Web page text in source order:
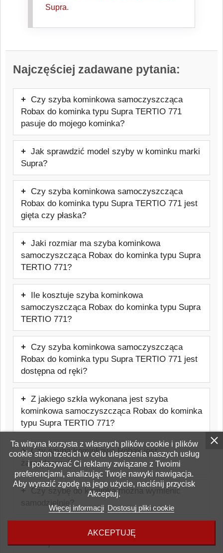
Ta witryna korzysta z własnych plików cookie i plików
cookie stron trzecich w celu ulepszenia naszych usług
i pokazywać Ci reklamy związane z Twoimi
preferencjami, analizując Twoje nawyki nawigacja.
Aby wyrazić zgodę na jego użycie, naciśnij przycisk
Akceptuj.
Więcej informacji Dostosuj pliki cookie
AKCEPTUJĘ
Supra.
Najczęściej zadawane pytania:
Czy szyba kominkowa samoczyszcząca
Robax do kominka typu Supra TERTIO 771
pasuje do mojego kominka?
Tak, szyba będzie pasować. Oferowany
model jest przeznaczony do kominków
marki Supra. Przed zakupem warto
sprawdzić dokładny model urządzenia,
aby uniknąć pomyłki.
Jak sprawdzić model szyby w kominku marki
Supra?
Najpewniejszym sposobem jest
sprawdzenie tabliczki znamionowej pieca
lub dokumentacji technicznej urządzenia.
Warto też skontaktować się z
producentem lub sprzedawcą urządzenia
w celu weryfikacji potrzebnych informacji.
Czy szyba kominkowa samoczyszcząca
Robax do kominka typu Supra TERTIO 771 jest
gięta czy płaska?
Ten model szyby jest to szyba kominkowa
płaska, dopasowana do danego frontu
pieca. Typ szyby: Żaroodporna
Jaki rozmiar ma szyba kominkowa
samoczyszcząca Robax do kominka typu Supra
TERTIO 771?
Szyba kominkowa samoczyszcząca
Robax do kominka typu Supra TERTIO
771 ma rozmiar: 622x422 mm.
Ile kosztuje szyba kominkowa
samoczyszcząca Robax do kominka typu Supra
TERTIO 771?
Cena: 551,22 zł brutto.
Czy szyba kominkowa samoczyszcząca
Robax do kominka typu Supra TERTIO 771 jest
dostępna od ręki?
Produkt jest wykonywany na indywidualne
zamówienie, dlatego nie jest produktem
magazynowym dostępnym od ręki.
Z jakiego szkła wykonana jest szyba
kominkowa samoczyszcząca Robax do kominka
typu Supra TERTIO 771?
Szyba wykonana jest ze szkła
ceramicznego Schott Robax, odpornego
na temperatury do około 800°C,
stosowanego w kominkach i piecach.
Czy szyba kominkowa Robax jest
żaroodporna?
Tak, jest to szkło żaroodporne
przeznaczone do kominków i pieców.
Wytrzymuje temperatury do około 800°C.
Czy szybę do kominka można wymienić
samodzielnie?
W wielu przypadkach wymiana jest
możliwa samodzielnie, jednak należy
zachować ostrożność i stosować się do
Dlaczego szyba w kominku pęka lub
czernieje?